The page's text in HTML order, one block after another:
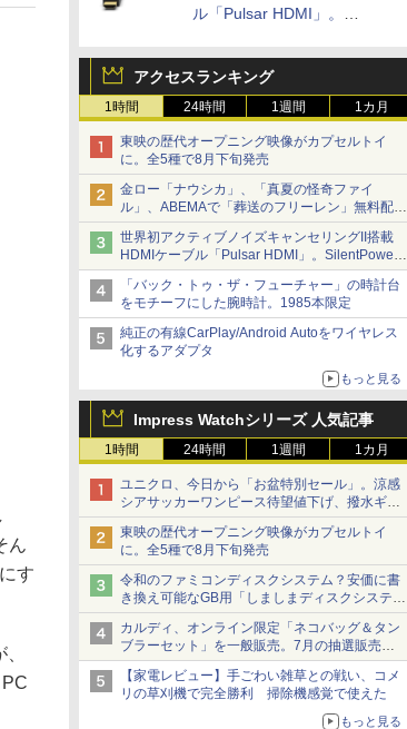
ル「Pulsar HDMI」。
アクセスランキング
1時間 24時間 1週間 1カ月
東映の歴代オープニング映像がカプセルトイ
に。全5種で8月下旬発売
金ロー「ナウシカ」、「真夏の怪奇ファイ
ル」、ABEMAで「葬送のフリーレン」無料配信
など。夏の特番・配信情報
世界初アクティブノイズキャンセリングII搭載
HDMIケーブル「Pulsar HDMI」。SilentPower
から
「バック・トゥ・ザ・フューチャー」の時計台
をモチーフにした腕時計。1985本限定
純正の有線CarPlay/Android Autoをワイヤレス
化するアダプタ
もっと見る
Impress Watchシリーズ 人気記事
1時間 24時間 1週間 1カ月
ユニクロ、今日から「お盆特別セール」。涼感
シアサッカーワンピース待望値下げ、撥水ギア
ショーツは1990円に
東映の歴代オープニング映像がカプセルトイ
に。全5種で8月下旬発売
令和のファミコンディスクシステム？安価に書
き換え可能なGB用「しましまディスクシステ
ム」
カルディ、オンライン限定「ネコバッグ＆タン
ブラーセット」を一般販売。7月の抽選販売の
当選無効分
【家電レビュー】手ごわい雑草との戦い、コメ
リの草刈機で完全勝利 掃除機感覚で使えた
もっと見る
ん
す